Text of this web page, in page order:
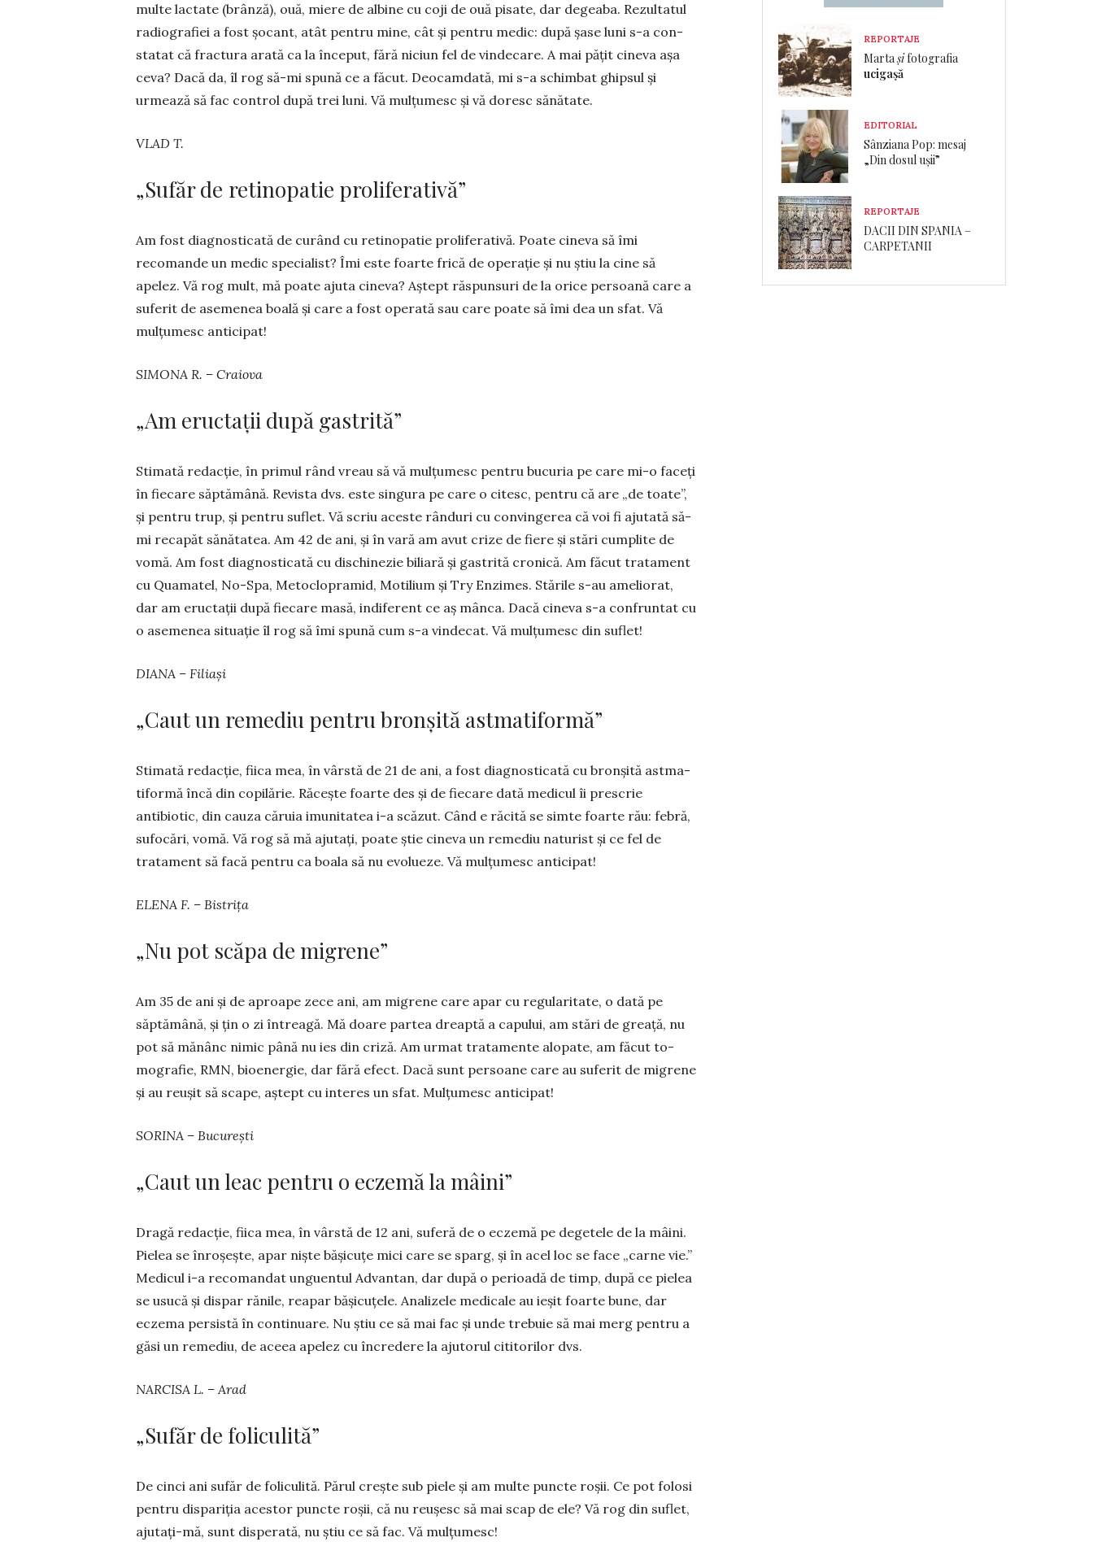
multe lactate (brânză), ouă, miere de albine cu coji de ouă pi­sate, dar de­geaba. Rezultatul
radio­grafiei a fost șocant, atât pentru mine, cât și pen­tru medic: după șase luni s-a con­
statat că fractura arată ca la început, fără niciun fel de vindecare. A mai pățit cineva așa
ceva? Dacă da, îl rog să-mi spună ce a făcut. Deocamdată, mi s-a schimbat ghipsul și
urmează să fac con­trol după trei luni. Vă mul­țumesc și vă doresc sănătate.
VLAD T.
„Sufăr de retinopatie proliferativă”
Am fost diagnosticată de cu­rând cu retinopa­tie proliferativă. Poate cineva să îmi
recomande un medic specialist? Îmi este foarte frică de operație și nu știu la cine să
apelez. Vă rog mult, mă poate ajuta cineva? Aștept răspunsuri de la orice persoană care a
suferit de asemenea boală și care a fost operată sau care poate să îmi dea un sfat. Vă
mulțumesc anticipat!
SIMONA R. – Craiova
„Am eructații după gastrită”
Stimată redacție, în primul rând vreau să vă mulțumesc pen­tru bucuria pe care mi-o faceți
în fiecare săptămână. Revista dvs. este singura pe care o citesc, pentru că are „de toate”,
și pen­tru trup, și pentru suflet. Vă scriu aceste rânduri cu convin­gerea că voi fi ajutată să-
mi re­ca­păt sănătatea. Am 42 de ani, și în vară am avut crize de fiere și stări cum­plite de
vomă. Am fost diagnosticată cu dischinezie bi­lia­ră și gastrită cro­nică. Am făcut tratament
cu Qua­matel, No-Spa, Me­toclopramid, Moti­lium și Try En­zi­mes. Stările s-au ameliorat,
dar am eructații după fiecare masă, indiferent ce aș mânca. Dacă cineva s-a confruntat cu
o asemenea situație îl rog să îmi spună cum s-a vindecat. Vă mulțumesc din suflet!
DIANA – Filiași
„Caut un remediu pentru bronșită astmatiformă”
Stimată redacție, fiica mea, în vârstă de 21 de ani, a fost diagnosticată cu bronșită astma­
tiformă încă din copilărie. Răcește foarte des și de fie­care dată medicul îi prescrie
antibiotic, din cauza că­ruia imunitatea i-a scăzut. Când e răcită se simte foarte rău: febră,
sufocări, vomă. Vă rog să mă ajutați, poate știe cineva un remediu naturist și ce fel de
tratament să facă pentru ca boala să nu evolueze. Vă mulțu­mesc anticipat!
ELENA F. – Bistrița
„Nu pot scăpa de migrene”
Am 35 de ani și de aproape zece ani, am migrene care apar cu regularitate, o dată pe
săptămână, și țin o zi întreagă. Mă doare partea dreaptă a capului, am stări de greață, nu
pot să mănânc nimic până nu ies din criză. Am urmat tratamente alopate, am făcut to­
mografie, RMN, bioenergie, dar fără efect. Dacă sunt persoane care au suferit de migrene
și au reușit să scape, aștept cu interes un sfat. Mulțumesc anticipat!
SORINA – București
„Caut un leac pentru o eczemă la mâini”
Dragă redacție, fiica mea, în vârstă de 12 ani, suferă de o eczemă pe degetele de la mâini.
Pielea se înroșește, apar niște bășicuțe mici care se sparg, și în acel loc se face „carne vie.”
Me­dicul i-a recomandat unguentul Advantan, dar după o perioadă de timp, după ce pielea
se usucă și dispar rănile, reapar băși­cuțele. Analizele me­di­cale au ieșit foarte bune, dar
eczema persistă în con­tinuare. Nu știu ce să mai fac și unde tre­buie să mai merg pentru a
găsi un remediu, de aceea apelez cu încredere la aju­torul cititorilor dvs.
NARCISA L. – Arad
„Sufăr de foliculită”
De cinci ani sufăr de foli­culită. Părul crește sub piele și am multe puncte roșii. Ce pot folosi
pentru dispariția acestor puncte roșii, că nu reușesc să mai scap de ele? Vă rog din suflet,
ajutați-mă, sunt dispe­rată, nu știu ce să fac. Vă mulțumesc!
REPORTAJE
Martașifotografia
ucigașă
EDITORIAL
Sânziana Pop: mesaj
„Din dosul ușii”
REPORTAJE
DACII DIN SPANIA –
CARPETANII